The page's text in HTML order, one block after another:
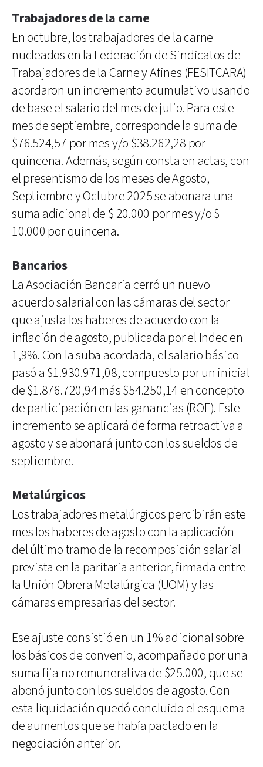
Trabajadores de la carne
En octubre, los trabajadores de la carne
nucleados en la Federación de Sindicatos de
Trabajadores de la Carne y Afines (FESITCARA)
acordaron un incremento acumulativo usando
de base el salario del mes de julio. Para este
mes de septiembre, corresponde la suma de
$76.524,57 por mes y/o $38.262,28 por
quincena. Además, según consta en actas, con
el presentismo de los meses de Agosto,
Septiembre y Octubre 2025 se abonara una
suma adicional de $ 20.000 por mes y/o $
10.000 por quincena.
Bancarios
La Asociación Bancaria cerró un nuevo
acuerdo salarial con las cámaras del sector
que ajusta los haberes de acuerdo con la
inflación de agosto, publicada por el Indec en
1,9%. Con la suba acordada, el salario básico
pasó a $1.930.971,08, compuesto por un inicial
de $1.876.720,94 más $54.250,14 en concepto
de participación en las ganancias (ROE). Este
incremento se aplicará de forma retroactiva a
agosto y se abonará junto con los sueldos de
septiembre.
Metalúrgicos
Los trabajadores metalúrgicos percibirán este
mes los haberes de agosto con la aplicación
del último tramo de la recomposición salarial
prevista en la paritaria anterior, firmada entre
la Unión Obrera Metalúrgica (UOM) y las
cámaras empresarias del sector.
Ese ajuste consistió en un 1% adicional sobre
los básicos de convenio, acompañado por una
suma fija no remunerativa de $25.000, que se
abonó junto con los sueldos de agosto. Con
esta liquidación quedó concluido el esquema
de aumentos que se había pactado en la
negociación anterior.